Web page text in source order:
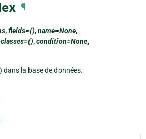
¶
,fields=(),name=None,
,condition=None,
dans la base de données.